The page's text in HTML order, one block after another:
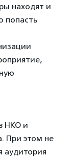
находят и
попасть
НКО и
При этом не
аудитория